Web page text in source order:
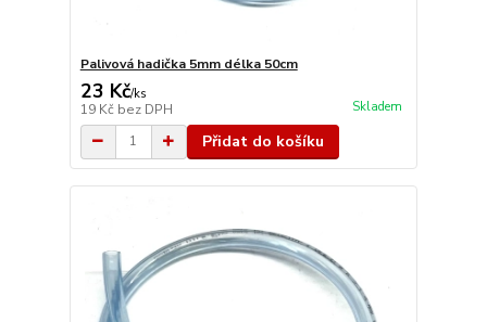
Palivová hadička 5mm délka 50cm
23 Kč/ks
19 Kč bez DPH Skladem
Přidat do košíku